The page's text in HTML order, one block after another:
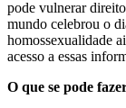
pode vulnerar
mundo celebrou o
homossexualidade
acesso a essas
O que se pode